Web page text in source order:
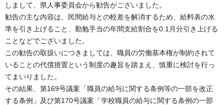
しまして、県人事委員会から勧告がございました。
勧告の主な内容は、民間給与との較差を解消するため、給料表の水
準を引き上げること、勤勉手当の年間支給割合を0.1月分引き上げる
ことなどでございました。
この勧告の取扱いにつきましては、職員の労働基本権が制約されて
いることの代償措置という制度の趣旨を踏まえ、慎重に検討を行っ
てまいりました。
その結果、第169号議案「職員の給与に関する条例等の一部を改正
する条例」及び第170号議案「学校職員の給与に関する条例の一部